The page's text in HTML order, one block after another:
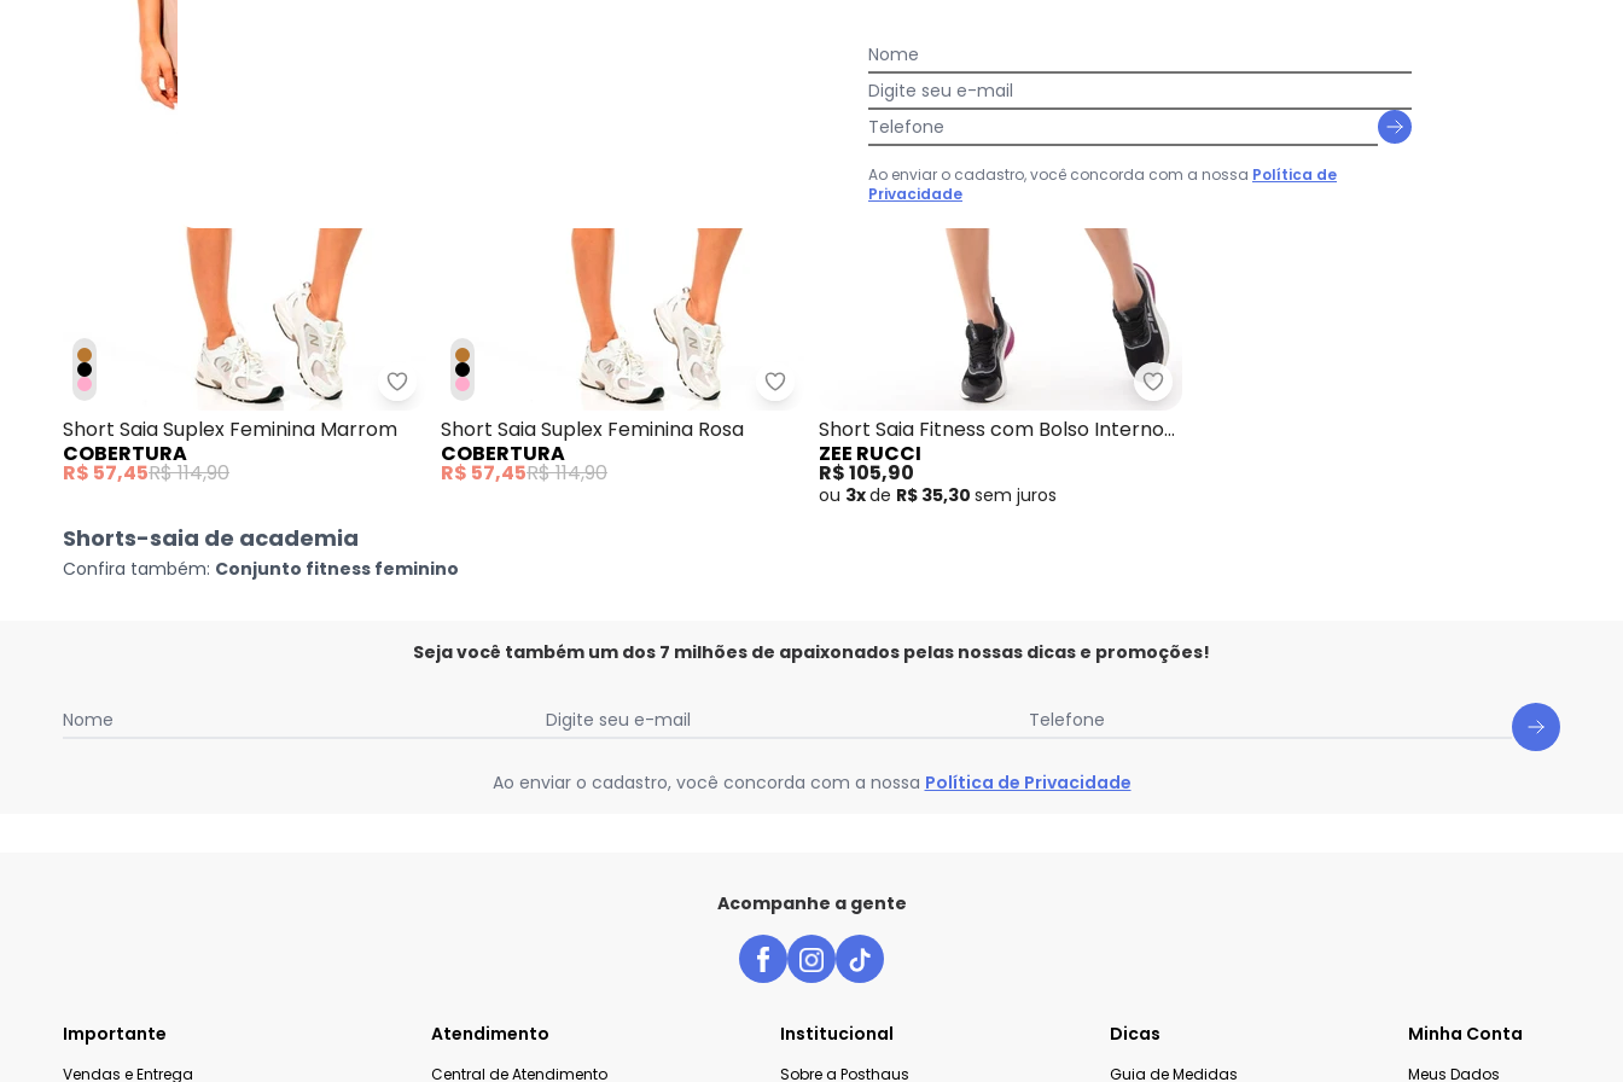
Cobertura - Short Saia Suplex Feminina Marrom
Short Saia Suplex Feminina Marrom
COBERTURA
R$ 57,45R$ 114,90
Cobertura - Short Saia Suplex Feminina Rosa
Short Saia Suplex Feminina Rosa
COBERTURA
R$ 57,45R$ 114,90
Zee Rucci - Short Saia Fitness com Bolso Interno
Short Saia Fitness com Bolso Interno
Preto
ZEE RUCCI
R$ 105,90
ou 3xde R$ 35,30 sem juros
Shorts-saia de academia
Confira também: Conjunto fitness feminino
Seja você também um dos 7 milhões de apaixonados pelas nossas dicas e promoções!
Nome Digite seu e-mail Telefone
Ao enviar o cadastro, você concorda com a nossa Política de Privacidade
Acompanhe a gente
Importante
Vendas e Entrega
Atendimento
Central de Atendimento
Institucional
Sobre a Posthaus
Dicas
Guia de Medidas
Minha Conta
Meus Dados
Nome
Digite seu e-mail
Telefone
Ao enviar o cadastro, você concorda com a nossa Política de
Privacidade